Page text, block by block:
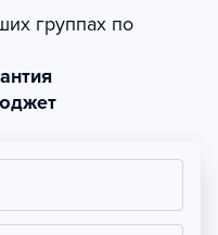
группах по